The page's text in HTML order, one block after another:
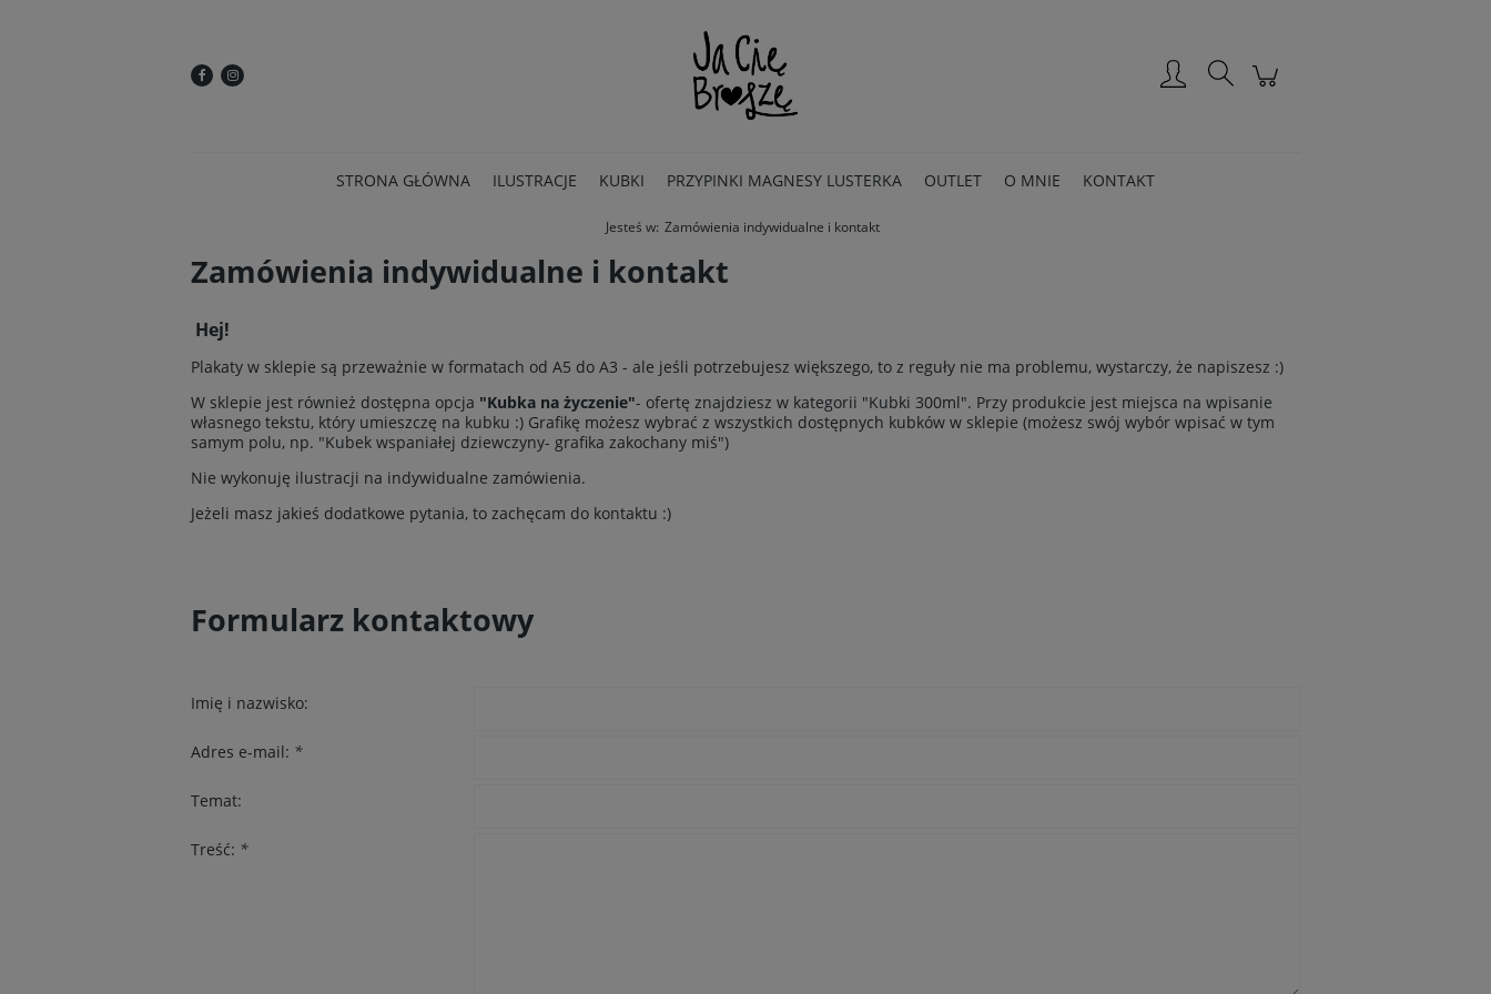
STRONA GŁÓWNA ILUSTRACJE KUBKI PRZYPINKI MAGNESY LUSTERKA OUTLET O MNIE KONTAKT
Jesteś w: Zamówienia indywidualne i kontakt
Zamówienia indywidualne i kontakt
Hej!
Plakaty w sklepie są przeważnie w formatach od A5 do A3 - ale jeśli potrzebujesz większego, to z reguły nie ma problemu, wystarczy, że napiszesz :)
W sklepie jest również dostępna opcja "Kubka na życzenie"- ofertę znajdziesz w kategorii "Kubki 300ml". Przy produkcie jest miejsca na wpisanie
własnego tekstu, który umieszczę na kubku :) Grafikę możesz wybrać z wszystkich dostępnych kubków w sklepie (możesz swój wybór wpisać w tym
samym polu, np. "Kubek wspaniałej dziewczyny- grafika zakochany miś")
Nie wykonuję ilustracji na indywidualne zamówienia.
Jeżeli masz jakieś dodatkowe pytania, to zachęcam do kontaktu :)
Formularz kontaktowy
Imię i nazwisko:
Adres e-mail: *
Temat:
Treść: *